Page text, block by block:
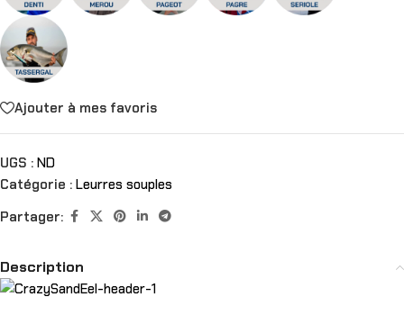
Ajouter à mes favoris
UGS : ND
Catégorie : Leurres souples
Partager:
Description